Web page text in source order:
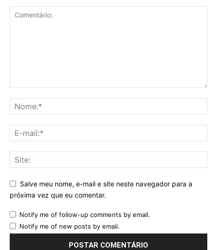
Salve meu nome, e-mail e site neste navegador para a
próxima vez que eu comentar.
Notify me of follow-up comments by email.
Notify me of new posts by email.